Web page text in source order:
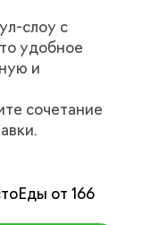
слоу с
удобное
и
сочетание
от 166